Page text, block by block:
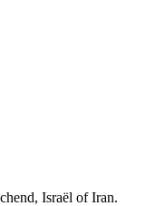
Israël of Iran.